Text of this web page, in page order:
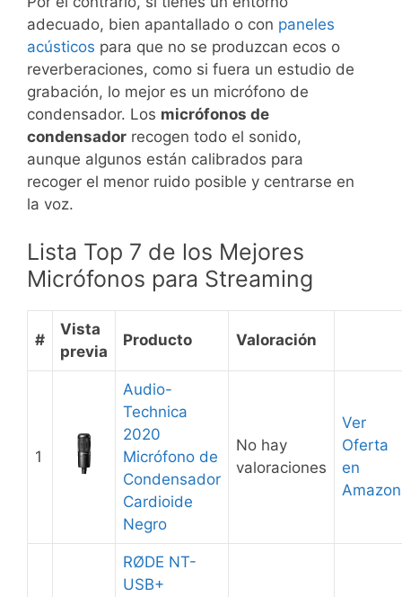
adecuado, bien apantallado o con paneles
acústicos para que no se produzcan ecos o
reverberaciones, como si fuera un estudio de
grabación, lo mejor es un micrófono de
condensador. Los micrófonos de
condensador recogen todo el sonido,
aunque algunos están calibrados para
recoger el menor ruido posible y centrarse en
la voz.
Lista Top 7 de los Mejores
Micrófonos para Streaming
#
Vista
previa
Producto Valoración
1
Audio-
Technica
2020
Micrófono de
Condensador
Cardioide
Negro
No hay
valoraciones
Ver
Oferta
en
Amazon
RØDE NT-
USB+